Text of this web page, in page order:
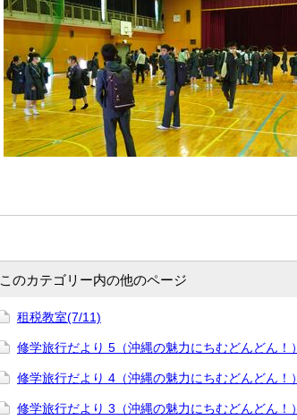
このカテゴリー内の他のページ
租税教室(7/11)
修学旅行だより 5（沖縄の魅力にちむどんどん！）
修学旅行だより 4（沖縄の魅力にちむどんどん！）
修学旅行だより 3（沖縄の魅力にちむどんどん！）